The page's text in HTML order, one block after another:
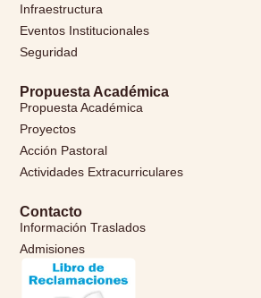
Infraestructura
Eventos Institucionales
Seguridad
Propuesta Académica
Propuesta Académica
Proyectos
Acción Pastoral
Actividades Extracurriculares
Contacto
Información Traslados
Admisiones